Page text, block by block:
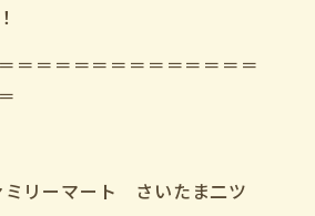
＝＝＝＝＝＝＝＝＝＝＝＝＝
ミリーマート さいたま二ツ